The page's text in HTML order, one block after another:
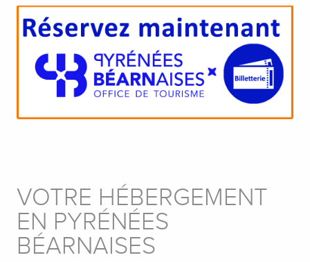
VOTRE HÉBERGEMENT
EN PYRÉNÉES
BÉARNAISES